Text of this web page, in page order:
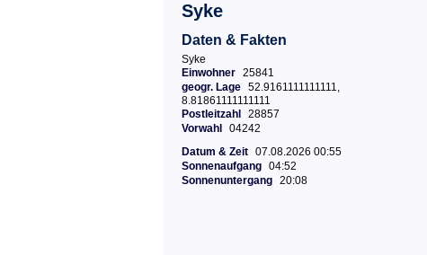
Syke
Daten & Fakten
Syke
Einwohner 25841
geogr. Lage 52.9161111111111,
8.81861111111111
Postleitzahl
28857
Vorwahl
04242
Datum & Zeit 07.08.2026 00:55
Sonnenaufgang 04:52
Sonnenuntergang 20:08